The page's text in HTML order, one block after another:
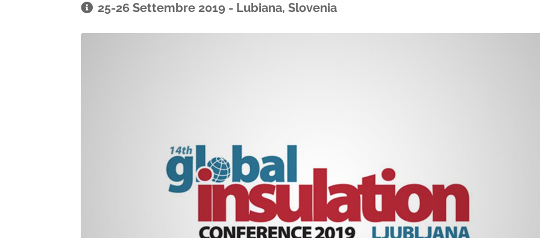
25-26 Settembre 2019 - Lubiana, Slovenia